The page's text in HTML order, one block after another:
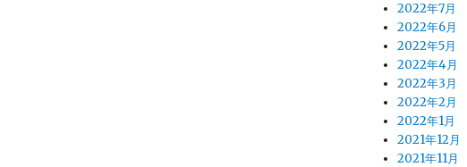
2022年7月
2022年6月
2022年5月
2022年4月
2022年3月
2022年2月
2022年1月
2021年12月
2021年11月